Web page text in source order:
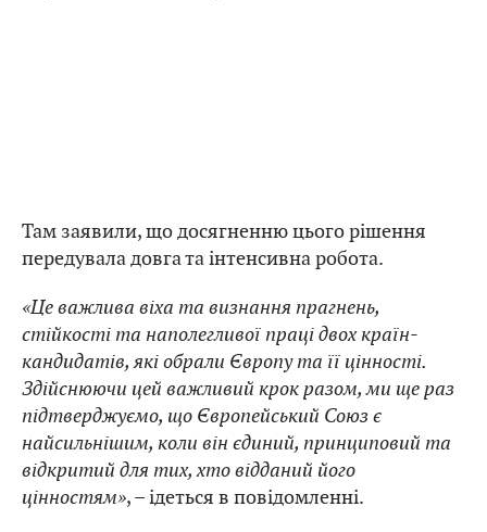
Там заявили, що досягненню цього рішення
передувала довга та інтенсивна робота.
«Це важлива віха та визнання прагнень,
стійкості та наполегливої праці двох країн-
кандидатів, які обрали Європу та її цінності.
Здійснюючи цей важливий крок разом, ми ще раз
підтверджуємо, що Європейський Союз є
найсильнішим, коли він єдиний, принциповий та
відкритий для тих, хто відданий його
цінностям», – ідеться в повідомленні.